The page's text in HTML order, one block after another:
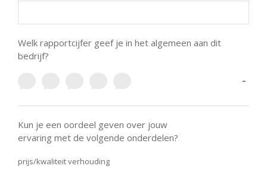
Welk rapportcijfer geef je in het algemeen aan dit
bedrijf?
-
Kun je een oordeel geven over jouw
ervaring met de volgende onderdelen?
prijs/kwaliteit verhouding